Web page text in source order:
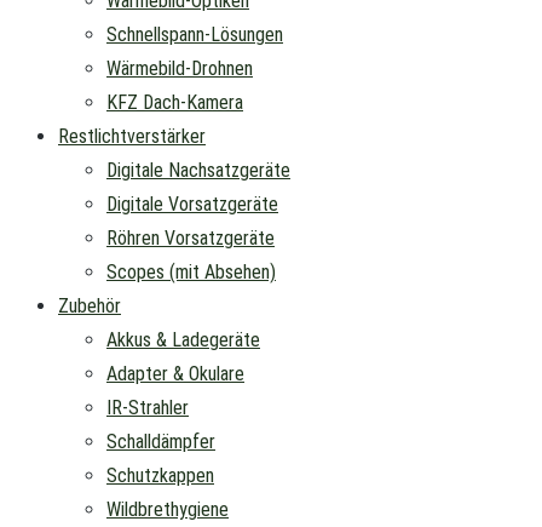
Schnellspann-Lösungen
Wärmebild-Drohnen
KFZ Dach-Kamera
Restlichtverstärker
Digitale Nachsatzgeräte
Digitale Vorsatzgeräte
Röhren Vorsatzgeräte
Scopes (mit Absehen)
Zubehör
Akkus & Ladegeräte
Adapter & Okulare
IR-Strahler
Schalldämpfer
Schutzkappen
Wildbrethygiene